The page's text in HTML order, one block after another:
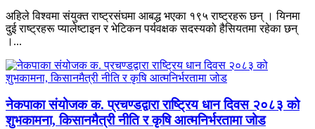
अहिले विश्वमा संयुक्त राष्ट्रसंघमा आबद्ध भएका १९५ राष्ट्रहरू छन् । यिनमा
दुई राष्ट्रहरू प्यालेष्टाइन र भेटिकन पर्यवक्षक सदस्यको हैसियतमा रहेका छन्
।...
नेकपाका संयोजक क. प्रचण्डद्वारा राष्ट्रिय धान दिवस २०८३ को
शुभकामना, किसानमैत्री नीति र कृषि आत्मनिर्भरतामा जोड